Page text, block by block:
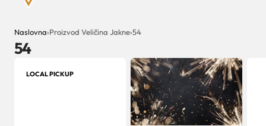
Naslovna›Proizvod Veličina Jakne›54
54
LOCAL PICKUP